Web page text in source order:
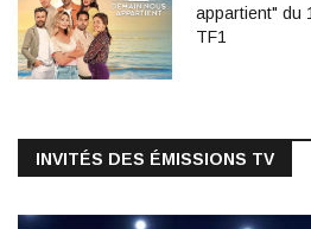
appartient" du
TF1
INVITÉS DES ÉMISSIONS TV